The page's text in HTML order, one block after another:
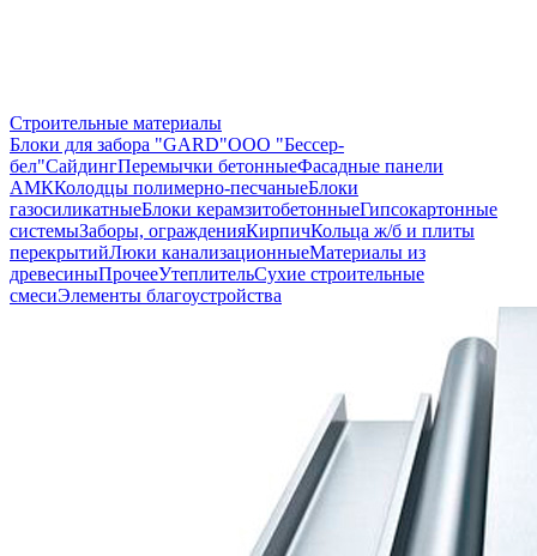
Строительные материалы
Блоки для забора "GARD"ООО "Бессер-
бел"СайдингПеремычки бетонныеФасадные панели
АМККолодцы полимерно-песчаныеБлоки
газосиликатныеБлоки керамзитобетонныеГипсокартонные
системыЗаборы, огражденияКирпичКольца ж/б и плиты
перекрытийЛюки канализационныеМатериалы из
древесиныПрочееУтеплительСухие строительные
смесиЭлементы благоустройства